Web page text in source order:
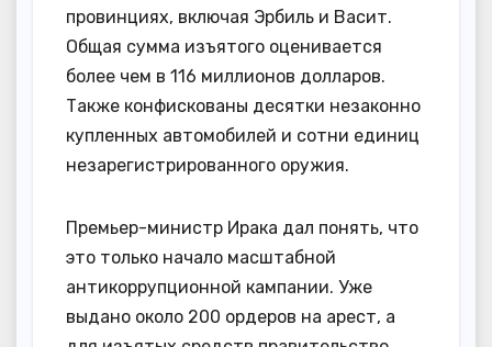
провинциях, включая Эрбиль и Васит.
Общая сумма изъятого оценивается
более чем в 116 миллионов долларов.
Также конфискованы десятки незаконно
купленных автомобилей и сотни единиц
незарегистрированного оружия.
Премьер-министр Ирака дал понять, что
это только начало масштабной
антикоррупционной кампании. Уже
выдано около 200 ордеров на арест, а